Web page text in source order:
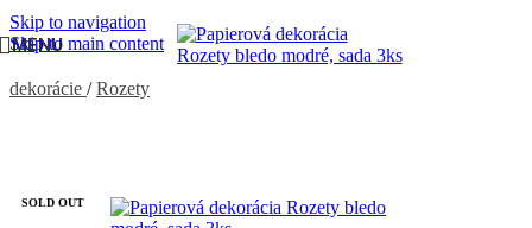
Skip to navigation
Skip to main content
MENU
PÁRTY VÝZDOBA, DEKORÁCIE/ Výzdoba a
dekorácie / Rozety
SOLD OUT